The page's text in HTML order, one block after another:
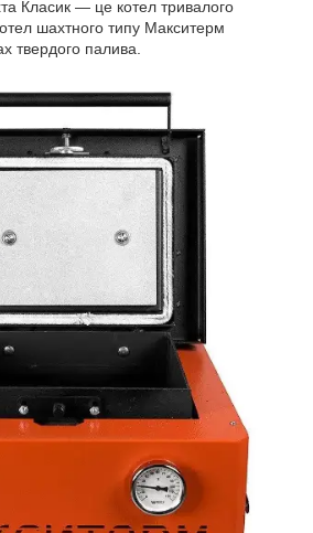
Класик — це котел тривалого
шахтного типу Макситерм
твердого палива.